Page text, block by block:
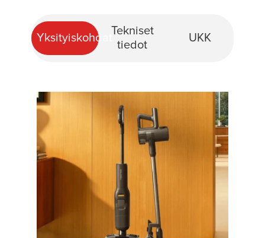
Yksityiskohdat
Tekniset
tiedot
UKK